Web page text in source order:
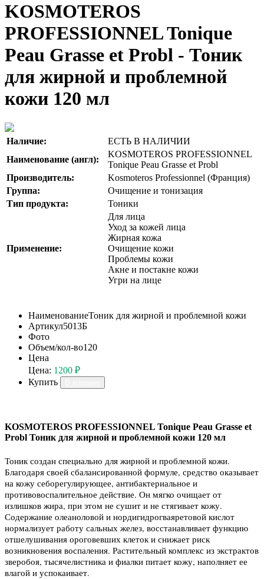
KOSMOTEROS
PROFESSIONNEL Tonique
Peau Grasse et Probl - Тоник
для жирной и проблемной
кожи 120 мл
Наличие:
ЕСТЬ В НАЛИЧИИ
Наименование (англ):
KOSMOTEROS PROFESSIONNEL
Tonique Peau Grasse et Probl
Производитель:
Kosmoteros Professionnel (Франция)
Группа:
Очищение и тонизация
Тип продукта:
Тоники
Применение:
Для лица
Уход за кожей лица
Жирная кожа
Очищение кожи
Проблемы кожи
Акне и постакне кожи
Угри на лице
НаименованиеТоник для жирной и проблемной кожи
Артикул5013Б
Фото
Объем/кол-во120
Цена
Цена: 1200 ₽
Купить
KOSMOTEROS PROFESSIONNEL Tonique Peau Grasse et
Probl Тоник для жирной и проблемной кожи 120 мл
Тоник создан специально для жирной и проблемной кожи.
Благодаря своей сбалансированной формуле, средство оказывает
на кожу себорегулирующее, антибактериальное и
противовоспалительное действие. Он мягко очищает от
излишков жира, при этом не сушит и не стягивает кожу.
Содержание олеаноловой и нордигидрогваяретовой кислот
нормализует работу сальных желез, восстанавливает функцию
отшелушивания ороговевших клеток и снижает риск
возникновения воспаления. Растительный комплекс из экстрактов
зверобоя, тысячелистника и фиалки питает кожу, наполняет ее
влагой и успокаивает.